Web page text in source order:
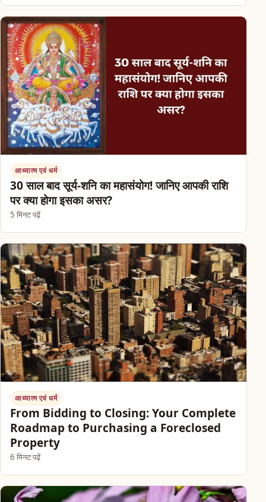
आध्यात्म एवं धर्म
30 साल बाद सूर्य-शनि का महासंयोग! जानिए आपकी राशि
पर क्या होगा इसका असर?
5 मिनट पढ़ें
आध्यात्म एवं धर्म
From Bidding to Closing: Your Complete
Roadmap to Purchasing a Foreclosed
Property
6 मिनट पढ़ें